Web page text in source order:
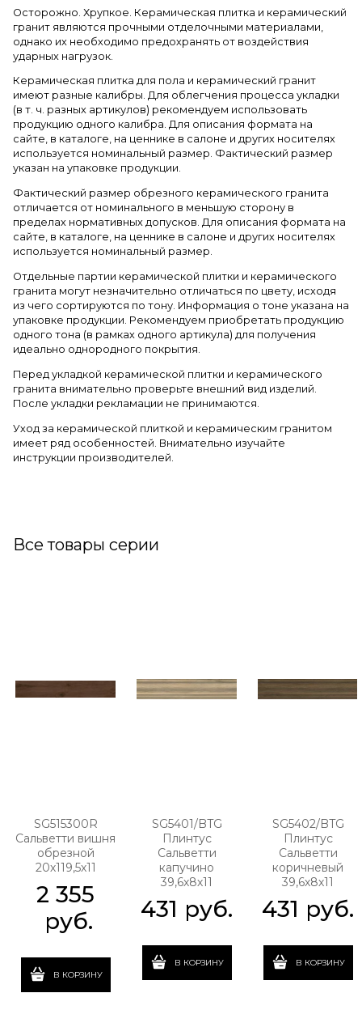
Осторожно. Хрупкое. Керамическая плитка и керамический
гранит являются прочными отделочными материалами,
однако их необходимо предохранять от воздействия
ударных нагрузок.
Керамическая плитка для пола и керамический гранит
имеют разные калибры. Для облегчения процесса укладки
(в т. ч. разных артикулов) рекомендуем использовать
продукцию одного калибра. Для описания формата на
сайте, в каталоге, на ценнике в салоне и других носителях
используется номинальный размер. Фактический размер
указан на упаковке продукции.
Фактический размер обрезного керамического гранита
отличается от номинального в меньшую сторону в
пределах нормативных допусков. Для описания формата на
сайте, в каталоге, на ценнике в салоне и других носителях
используется номинальный размер.
Отдельные партии керамической плитки и керамического
гранита могут незначительно отличаться по цвету, исходя
из чего сортируются по тону. Информация о тоне указана на
упаковке продукции. Рекомендуем приобретать продукцию
одного тона (в рамках одного артикула) для получения
идеально однородного покрытия.
Перед укладкой керамической плитки и керамического
гранита внимательно проверьте внешний вид изделий.
После укладки рекламации не принимаются.
Уход за керамической плиткой и керамическим гранитом
имеет ряд особенностей. Внимательно изучайте
инструкции производителей.
Все товары серии
SG515300R
Сальветти вишня
обрезной
20х119,5х11
2 355
руб.
В КОРЗИНУ
SG5401/BTG
Плинтус
Сальветти
капучино
39,6х8х11
431 руб.
В КОРЗИНУ
SG5402/BTG
Плинтус
Сальветти
коричневый
39,6х8х11
431 руб.
В КОРЗИНУ